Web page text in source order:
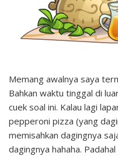
Memang awalnya saya
Bahkan waktu tinggal di
cuek soal ini. Kalau lagi
pepperoni pizza (yang
memisahkan dagingnya
dagingnya hahaha.